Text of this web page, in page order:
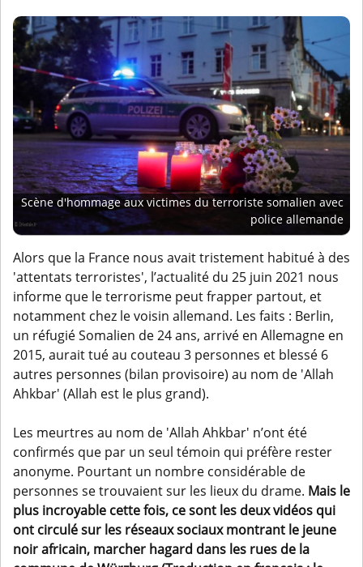
Scène d'hommage aux victimes du terroriste somalien avec
police allemande
Alors que la France nous avait tristement habitué à des
'attentats terroristes', l’actualité du 25 juin 2021 nous
informe que le terrorisme peut frapper partout, et
notamment chez le voisin allemand. Les faits : Berlin,
un réfugié Somalien de 24 ans, arrivé en Allemagne en
2015, aurait tué au couteau 3 personnes et blessé 6
autres personnes (bilan provisoire) au nom de 'Allah
Ahkbar' (Allah est le plus grand).
Les meurtres au nom de 'Allah Ahkbar' n’ont été
confirmés que par un seul témoin qui préfère rester
anonyme. Pourtant un nombre considérable de
personnes se trouvaient sur les lieux du drame. Mais le
plus incroyable cette fois, ce sont les deux vidéos qui
ont circulé sur les réseaux sociaux montrant le jeune
noir africain, marcher hagard dans les rues de la